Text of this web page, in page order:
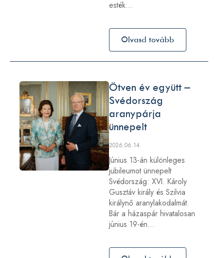
esték…
Olvasd tovább
Ötven év együtt –
Svédország
aranypárja
ünnepelt
2026.06.14.
Június 13-án különleges
jubileumot ünnepelt
Svédország: XVI. Károly
Gusztáv király és Szilvia
királynő aranylakodalmát.
Bár a házaspár hivatalosan
június 19-én…